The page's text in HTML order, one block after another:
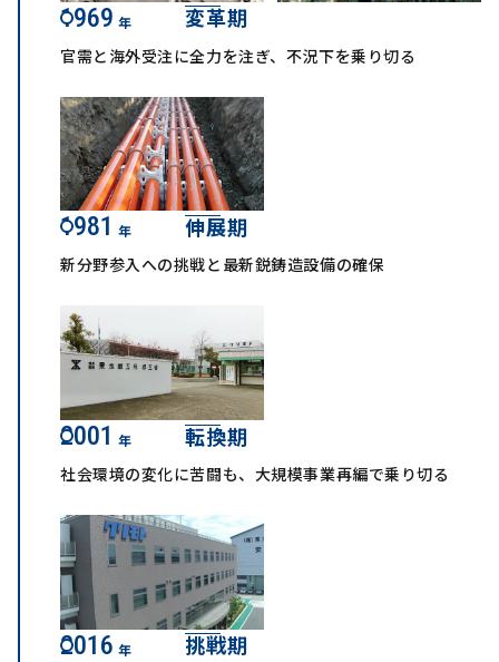
1969 年 変革期
官需と海外受注に全力を注ぎ、不況下を乗り切る
1981 年 伸展期
新分野参入への挑戦と最新鋭鋳造設備の確保
2001 年 転換期
社会環境の変化に苦闘も、大規模事業再編で乗り切る
2016 年 挑戦期